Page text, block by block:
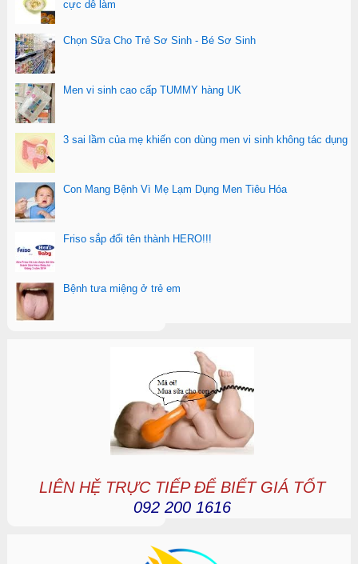
cực dễ làm
Chọn Sữa Cho Trẻ Sơ Sinh - Bé Sơ Sinh
Men vi sinh cao cấp TUMMY hàng UK
3 sai lầm của mẹ khiến con dùng men vi sinh không tác dụng
Con Mang Bệnh Vì Mẹ Lạm Dụng Men Tiêu Hóa
Friso sắp đổi tên thành HERO!!!
Bệnh tưa miệng ở trẻ em
LIÊN HỆ TRỰC TIẾP ĐỂ BIẾT GIÁ TỐT
092 200 1616